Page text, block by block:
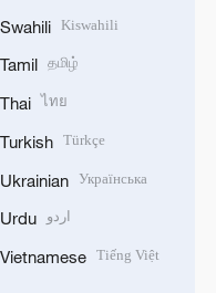
Swahili Kiswahili
Tamil தமிழ்
Thai ไทย
Turkish Türkçe
Ukrainian Українська
Urdu اردو
Vietnamese Tiếng Việt